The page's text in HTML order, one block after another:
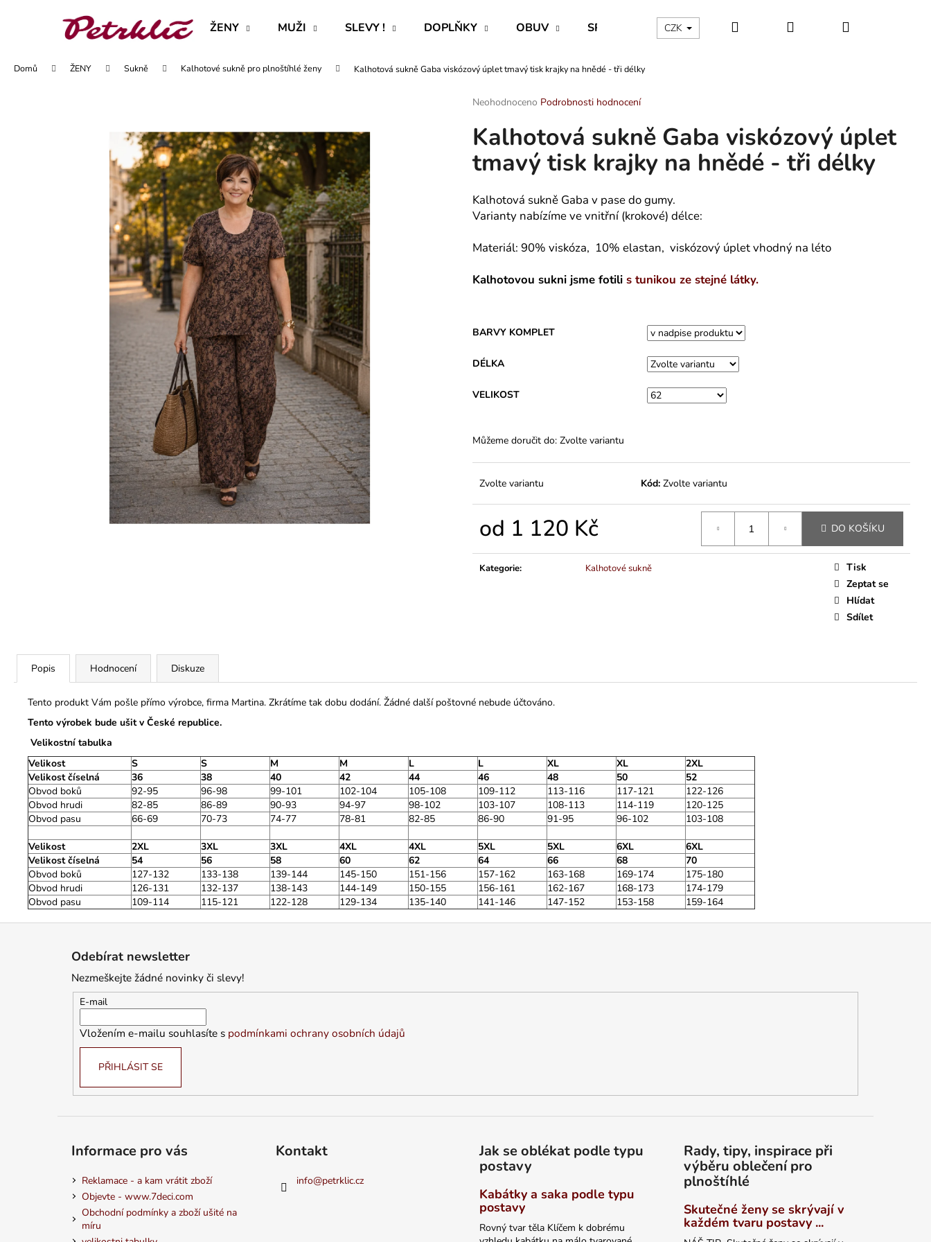
ŽENY MUŽI SLEVY ! DOPLŇKY OBUV SPECIÁLNÍ KATEGORIE Kontakty - máte nějaký dotaz?
CZK Hledat PřihlášeníNákupní
Domů ŽENY Sukně Kalhotové sukně pro plnoštíhlé ženy Kalhotová sukně Gaba viskózový úplet tmavý tisk krajky na hnědé - tři délky
Průměrné
produktu
je
0,0
z
hvězdiček.
Neohodnoceno Podrobnosti hodnocení
Kalhotová sukně Gaba viskózový úplet
tmavý tisk krajky na hnědé - tři délky
Kalhotová sukně Gaba v pase do gumy.
Varianty nabízíme ve vnitřní (krokové) délce:
Materiál: 90% viskóza, 10% elastan, viskózový úplet vhodný na léto
Kalhotovou sukni jsme fotili s tunikou ze stejné látky.
BARVY KOMPLET
DÉLKA
VELIKOST
Můžeme doručit do: Zvolte variantu
Zvolte variantu Kód: Zvolte variantu
od 1 120 Kč DO KOŠÍKU
Kategorie: Kalhotové sukně
Tisk
Zeptat se
Hlídat
Sdílet
Popis Hodnocení Diskuze
Tento produkt Vám pošle přímo výrobce, firma Martina. Zkrátíme tak dobu dodání. Žádné další poštovné nebude účtováno.
Tento výrobek bude ušit v České republice.
Velikostní tabulka
Velikost
S S M M L L XL XL
2XL
Velikost číselná
36 38 40 42 44 46 48 50
52
Obvod boků
92-95 96-98 99-101 102-104 105-108 109-112 113-116 117-121
122-126
Obvod hrudi
82-85 86-89 90-93 94-97 98-102 103-107 108-113 114-119
120-125
Obvod pasu
66-69 70-73 74-77 78-81 82-85 86-90 91-95 96-102 103-108
Velikost 2XL 3XL 3XL 4XL 4XL 5XL 5XL 6XL
6XL
Velikost číselná
54 56 58 60 62 64 66 68
70
Obvod boků
127-132 133-138 139-144 145-150 151-156 157-162 163-168 169-174
175-180
Obvod hrudi
126-131 132-137 138-143 144-149 150-155 156-161 162-167 168-173
174-179
Obvod pasu
109-114 115-121 122-128 129-134 135-140 141-146 147-152 153-158 159-164
Zpět
obchodu
Zpět
obchodu
Co potřebujete najít?
HLEDAT
Doporučujeme
MAJKA TEXTILNÍ KŮŽE - JEDNODUCHÝ ROVNÝ TEPLÁKOVÝ KABÁT -
VARIANTY DÉLEK
1 200 Kč
591 Kč
Odebírat newsletter
Nezmeškejte žádné novinky či slevy!
E-mail
Vložením e-mailu souhlasíte s podmínkami ochrany osobních údajů
PŘIHLÁSIT SE
Informace pro vás
Reklamace - a kam vrátit zboží
Objevte - www.7deci.com
Obchodní podmínky a zboží ušité na
míru
Kontakt
info@petrklic.cz
Jak se oblékat podle typu
postavy
Kabátky a saka podle typu
postavy
Rovný tvar těla Klíčem k dobrému
Rady, tipy, inspirace při
výběru oblečení pro
plnoštíhlé
Skutečné ženy se skrývají v
každém tvaru postavy ...